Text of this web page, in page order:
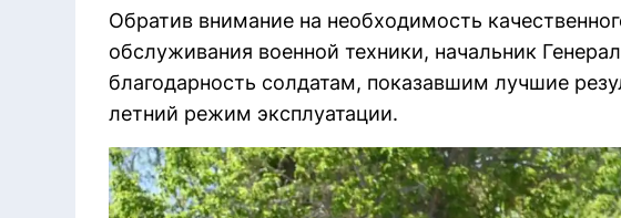
Обратив внимание на необходимость
обслуживания военной техники, начальник
благодарность солдатам, показавшим лучшие
летний режим эксплуатации.